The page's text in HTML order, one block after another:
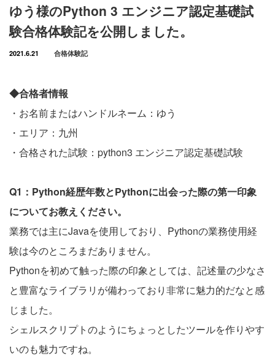
ゆう様のPython 3 エンジニア認定基礎試
験合格体験記を公開しました。
2021.6.21 合格体験記
◆合格者情報
・お名前またはハンドルネーム：ゆう
・エリア：九州
・合格された試験：python3 エンジニア認定基礎試験
Q1：Python経歴年数とPythonに出会った際の第一印象
についてお教えください。
業務では主にJavaを使用しており、Pythonの業務使用経
験は今のところまだありません。
Pythonを初めて触った際の印象としては、記述量の少なさ
と豊富なライブラリが備わっており非常に魅力的だなと感
じました。
シェルスクリプトのようにちょっとしたツールを作りやす
いのも魅力ですね。